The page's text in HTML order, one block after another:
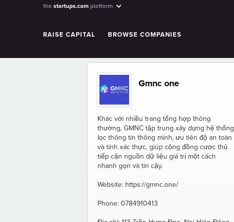
the startups.com platform
RAISE CAPITAL BROWSE COMPANIES
Gmnc one
Khác với nhiều trang tổng hợp thông
thường, GMNC tập trung xây dựng hệ thống
lọc thông tin thông minh, ưu tiên độ an toàn
và tính xác thực, giúp cộng đồng cược thủ
tiếp cận nguồn dữ liệu giá trị một cách
nhanh gọn và tin cậy.
Website: https://gmnc.one/
Phone: 0784910413